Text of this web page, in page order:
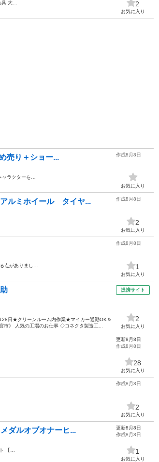
具 大… 2
お気に入り
売り＋ショー...
ャラクターを…
作成8月8日
お気に入り
ルミホイール タイヤ... 作成8月8日
2
お気に入り
点がありまし…
作成8月8日
1
お気に入り
日★クリーンルーム内作業★マイカー通勤OK＆
市》 人気の工場のお仕事 ◇コネクタ製造工...
提携サイト
2
お気に入り
更新8月8日
作成8月8日
28
お気に入り
作成8月8日
2
お気に入り
ダルオブオナーヒ...
【…
更新8月8日
作成8月8日
1
お気に入り